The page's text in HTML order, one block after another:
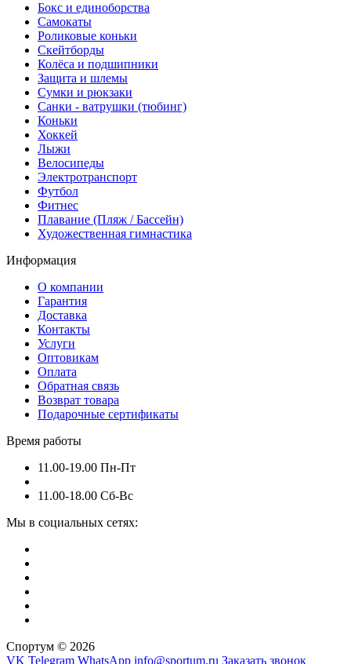
Бокс и единоборства
Самокаты
Роликовые коньки
Скейтборды
Колёса и подшипники
Защита и шлемы
Сумки и рюкзаки
Санки - ватрушки (тюбинг)
Коньки
Хоккей
Лыжи
Велосипеды
Электротранспорт
Футбол
Фитнес
Плавание (Пляж / Бассейн)
Художественная гимнастика
Информация
О компании
Гарантия
Доставка
Контакты
Услуги
Оптовикам
Оплата
Обратная связь
Возврат товара
Подарочные сертификаты
Время работы
11.00-19.00 Пн-Пт
11.00-18.00 Сб-Вс
Мы в социальных сетях:
Спортум © 2026
VK Telegram WhatsApp info@sportum.ru Заказать звонок